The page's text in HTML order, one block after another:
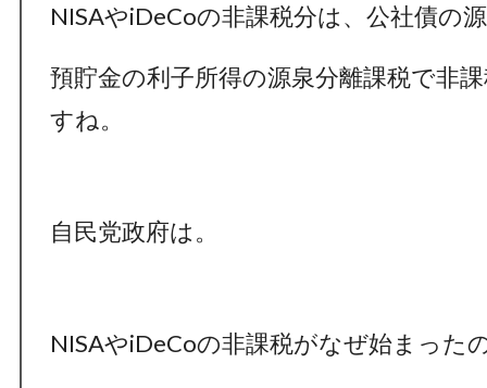
NISAやiDeCoの非課税分は、公社債の
預貯金の利子所得の源泉分離課税で非
すね。
自民党政府は。
NISAやiDeCoの非課税がなぜ始まった